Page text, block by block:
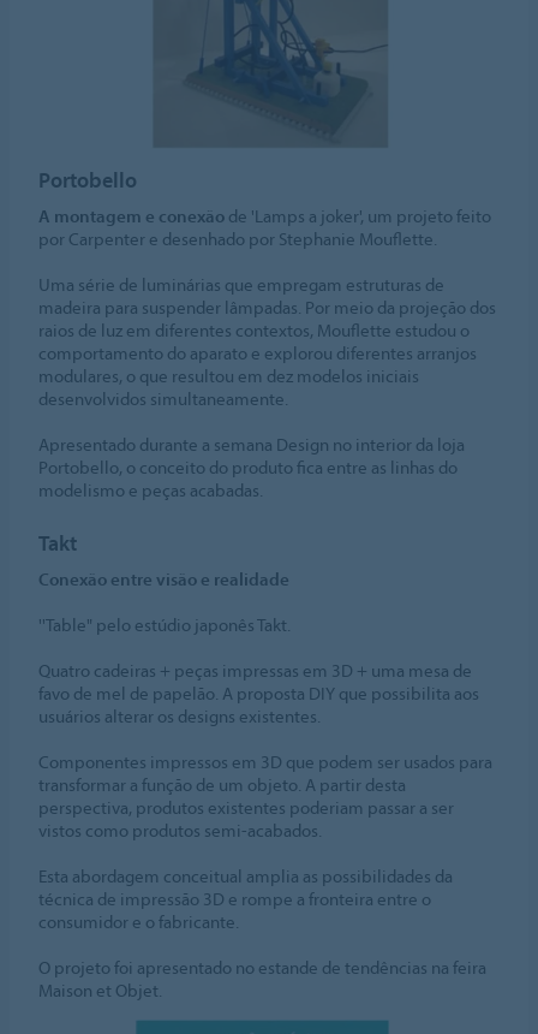
Portobello
A montagem e conexão de 'Lamps a joker', um projeto feito
por Carpenter e desenhado por Stephanie Mouflette.
Uma série de luminárias que empregam estruturas de
madeira para suspender lâmpadas. Por meio da projeção dos
raios de luz em diferentes contextos, Mouflette estudou o
comportamento do aparato e explorou diferentes arranjos
modulares, o que resultou em dez modelos iniciais
desenvolvidos simultaneamente.
Apresentado durante a semana Design no interior da loja
Portobello, o conceito do produto fica entre as linhas do
modelismo e peças acabadas.
Takt
Conexão entre visão e realidade
''Table" pelo estúdio japonês Takt.
Quatro cadeiras + peças impressas em 3D + uma mesa de
favo de mel de papelão. A proposta DIY que possibilita aos
usuários alterar os designs existentes.
Componentes impressos em 3D que podem ser usados para
transformar a função de um objeto. A partir desta
perspectiva, produtos existentes poderiam passar a ser
vistos como produtos semi-acabados.
Esta abordagem conceitual amplia as possibilidades da
técnica de impressão 3D e rompe a fronteira entre o
consumidor e o fabricante.
O projeto foi apresentado no estande de tendências na feira
Maison et Objet.